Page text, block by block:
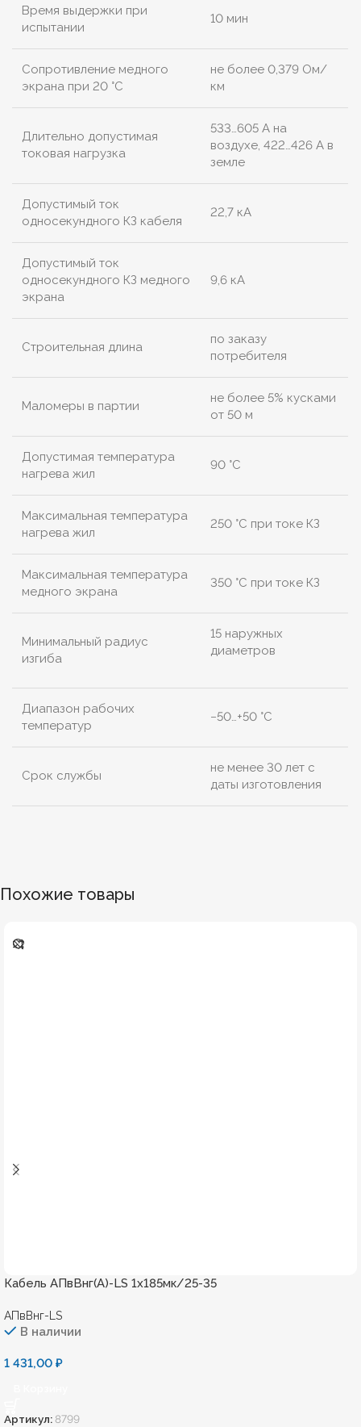
Время выдержки при
испытании
10 мин
Сопротивление медного
экрана при 20 °С
не более 0,379 Ом/
км
Длительно допустимая
токовая нагрузка
533…605 А на
воздухе, 422…426 А в
земле
Допустимый ток
односекундного КЗ кабеля
22,7 кА
Допустимый ток
односекундного КЗ медного
экрана
9,6 кА
Строительная длина
по заказу
потребителя
Маломеры в партии
не более 5% кусками
от 50 м
Допустимая температура
нагрева жил
90 °C
Максимальная температура
нагрева жил
250 °C при токе КЗ
Максимальная температура
медного экрана
350 °C при токе КЗ
Минимальный радиус
изгиба
15 наружных
диаметров
Диапазон рабочих
температур
−50…+50 °C
Срок службы
не менее 30 лет с
даты изготовления
Похожие товары
Кабель АПвВнг(А)-LS 1х185мк/25-35
АПвВнг-LS
В наличии
1 431,00 ₽
Артикул:8799